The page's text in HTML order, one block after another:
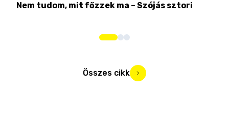
Nem tudom, mit főzzek ma – Szójás sztori
Összes cikk